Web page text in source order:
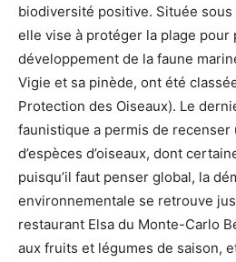
biodiversité positive. Située sous
elle vise à protéger la plage pour
développement de la faune
Vigie et sa pinède, ont été
Protection des Oiseaux). Le
faunistique a permis de recenser
d’espèces d’oiseaux, dont
puisqu’il faut penser global, la
environnementale se retrouve
restaurant Elsa du Monte-Carlo
aux fruits et légumes de saison,